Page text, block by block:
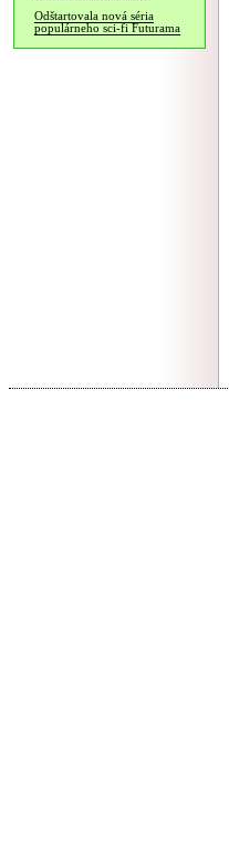
Odštartovala nová séria
populárneho sci-fi Futurama